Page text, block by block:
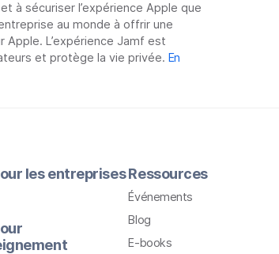
à sécuriser l’expérience Apple que
au monde à offrir une
L’expérience Jamf est
et protège la vie privée. En
les entreprisesRessources
Événements
Blog
E-books